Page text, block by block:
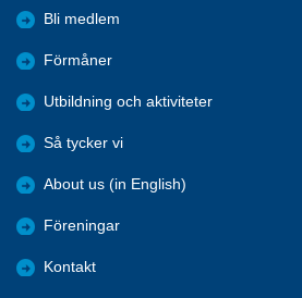
Bli medlem
Förmåner
Utbildning och aktiviteter
Så tycker vi
About us (in English)
Föreningar
Kontakt